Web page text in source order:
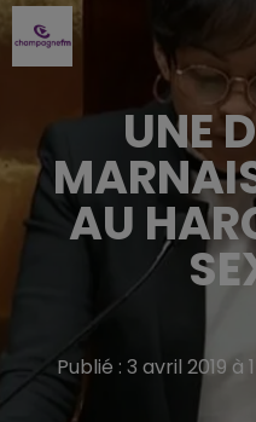
UNE
AU
Publié : 3 avril 2019 à